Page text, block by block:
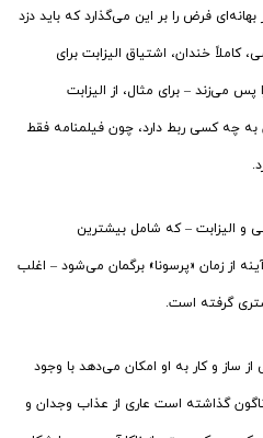
فرض را بر این می‌گذارد که باید دزد
کاملاً خندان، اشتیاق الیزابت برای
می‌زند – برای مثال، از الیزابت
به چه کسی ربط دارد، چون فیلمنامه فقط
و الیزابت – که شامل بیشترین
از زمان «پرسونا» برگمان می‌شود – اغلب
گرفته است.
ساز و کار به او امکان می‌دهد با وجود
گذاشته است عاری از عذاب وجدان و